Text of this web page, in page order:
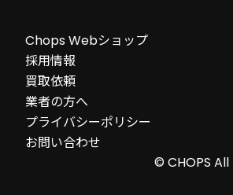
Chops Webショップ
採用情報
買取依頼
業者の方へ
プライバシーポリシー
お問い合わせ
© CHOPS